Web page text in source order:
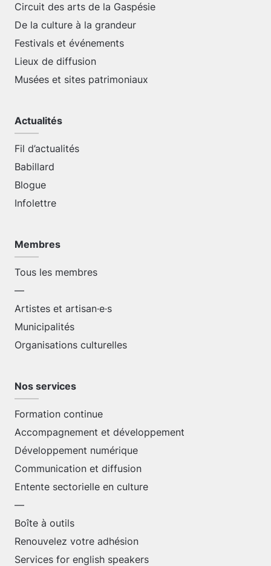
Circuit des arts de la Gaspésie
De la culture à la grandeur
Festivals et événements
Lieux de diffusion
Musées et sites patrimoniaux
Actualités
Fil d’actualités
Babillard
Blogue
Infolettre
Membres
Tous les membres
—
Artistes et artisan·e·s
Municipalités
Organisations culturelles
Nos services
Formation continue
Accompagnement et développement
Développement numérique
Communication et diffusion
Entente sectorielle en culture
—
Boîte à outils
Renouvelez votre adhésion
Services for english speakers